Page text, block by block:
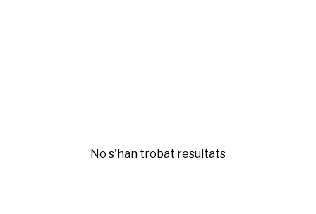
No s'han trobat resultats